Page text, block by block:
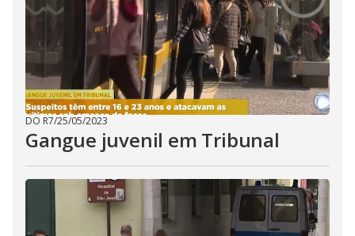
DO R7/25/05/2023
Gangue juvenil em Tribunal